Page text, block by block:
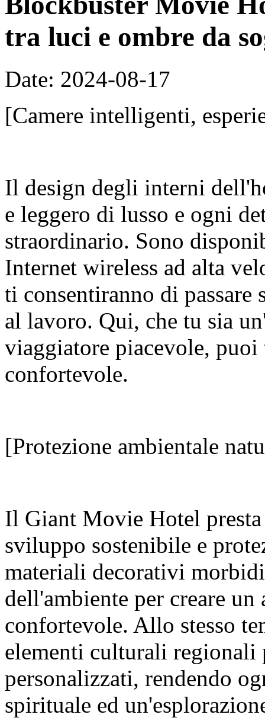
tra luci e ombre da
Date: 2024-08-17
[Camere intelligenti,
Il design degli interni
e leggero di lusso e ogni
straordinario. Sono
Internet wireless ad alta
ti consentiranno di
al lavoro. Qui, che tu sia
viaggiatore piacevole,
confortevole.
[Protezione ambientale
Il Giant Movie Hotel
sviluppo sostenibile e
materiali decorativi
dell'ambiente per creare
confortevole. Allo stesso
elementi culturali regionali
personalizzati, rendendo
spirituale ed